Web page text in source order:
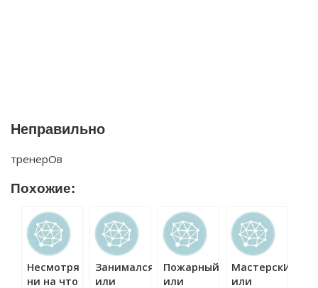
Неправильно
тренерОв
Похожие:
Несмотря
ни на что
Занимался
или
Пожарный
или
МастерскИ
или